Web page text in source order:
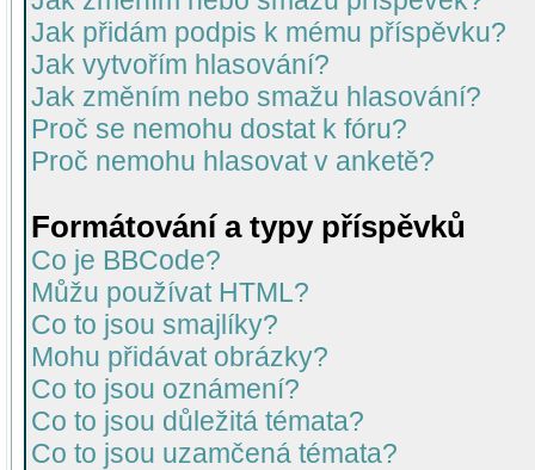
Jak přidám podpis k mému příspěvku?
Jak vytvořím hlasování?
Jak změním nebo smažu hlasování?
Proč se nemohu dostat k fóru?
Proč nemohu hlasovat v anketě?
Formátování a typy příspěvků
Co je BBCode?
Můžu používat HTML?
Co to jsou smajlíky?
Mohu přidávat obrázky?
Co to jsou oznámení?
Co to jsou důležitá témata?
Co to jsou uzamčená témata?